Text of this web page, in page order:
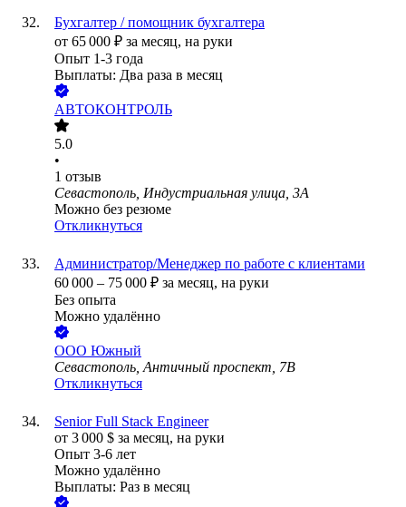
Бухгалтер / помощник бухгалтера
от 65 000 ₽ за месяц, на руки
Опыт 1-3 года
Выплаты: Два раза в месяц
АВТОКОНТРОЛЬ
5.0
•
1 отзыв
Севастополь, Индустриальная улица, 3А
Можно без резюме
Откликнуться
Администратор/Менеджер по работе с клиентами
60 000 – 75 000 ₽ за месяц, на руки
Без опыта
Можно удалённо
ООО Южный
Севастополь, Античный проспект, 7В
Откликнуться
Senior Full Stack Engineer
от 3 000 $ за месяц, на руки
Опыт 3-6 лет
Можно удалённо
Выплаты: Раз в месяц